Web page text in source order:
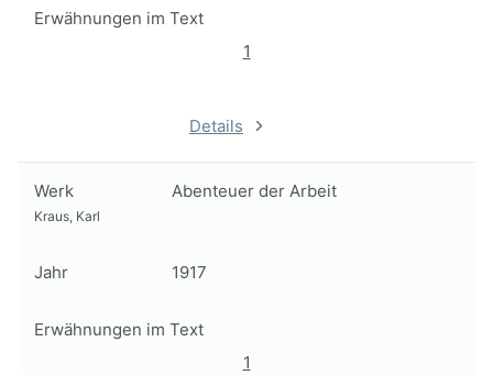
Erwähnungen im Text
1
Details
Werk Abenteuer der Arbeit
Kraus, Karl
Jahr 1917
Erwähnungen im Text
1